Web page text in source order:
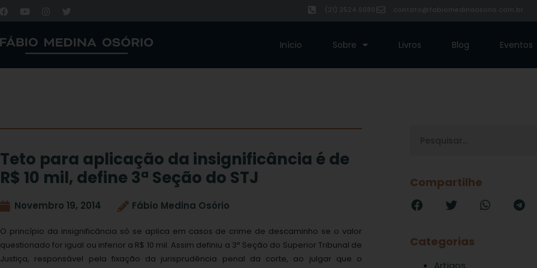
(21) 2524.6080 contato@fabiomedinaosorio.com.br
Início Sobre Livros Blog Eventos
Teto para aplicação da insignificância é de
R$ 10 mil, define 3ª Seção do STJ
Novembro 19, 2014 Fábio Medina Osório
O princípio da insignificância só se aplica em casos de crime de descaminho se o valor
questionado for igual ou inferior a R$ 10 mil. Assim definiu a 3ª Seção do Superior Tribunal de
Justiça, responsável pela fixação da jurisprudência penal da corte, ao julgar que o
Compartilhe
Categorias
Artigos